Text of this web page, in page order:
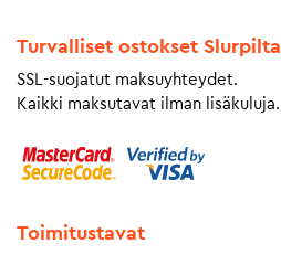
Turvalliset ostokset Slurpilta
SSL-suojatut maksuyhteydet.
Kaikki maksutavat ilman lisäkuluja.
Toimitustavat